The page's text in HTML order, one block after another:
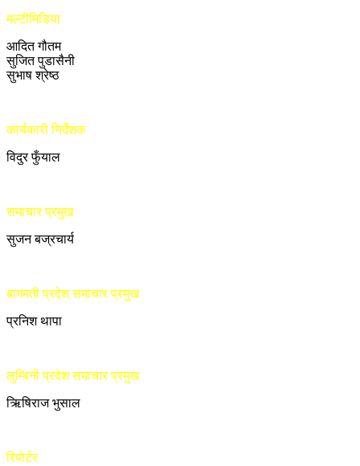
मल्टीमिडिया
आदित गौतम
सुजित पुडासैनी
सुभाष श्रेष्ठ
कार्यकारी निर्देशक
विदुर फुँयाल
समाचार प्रमुख
सुजन बज्रचार्य
बागमती प्रदेश समाचार प्रमुख
प्रनिश थापा
लुम्बिनी प्रदेश समाचार प्रमुख
ऋिषिराज भुसाल
रिपोर्टर